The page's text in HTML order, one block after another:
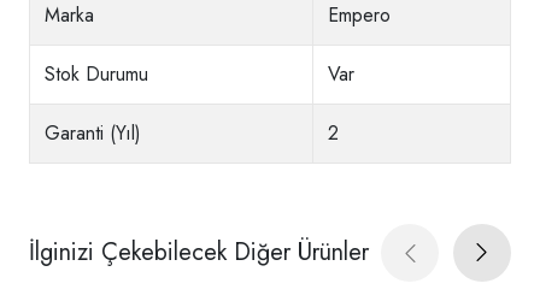
Marka Empero
Stok Durumu Var
Garanti (Yıl) 2
İlginizi Çekebilecek Diğer Ürünler